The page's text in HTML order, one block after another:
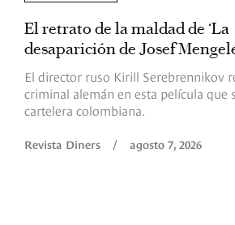
El retrato de la maldad de ‘La
desaparición de Josef
El director ruso Kirill Serebrennikov
criminal alemán en esta película que
cartelera colombiana.
Revista Diners / agosto 7, 2026